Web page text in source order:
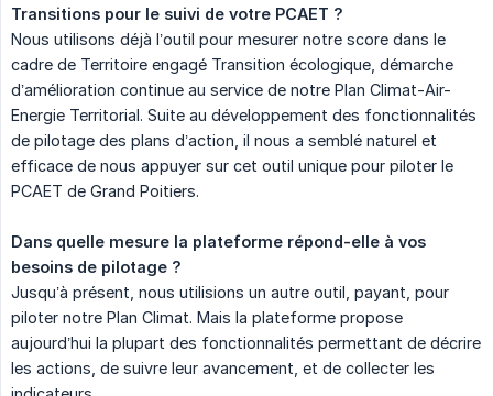
Transitions pour le suivi de votre PCAET ?
Nous utilisons déjà l’outil pour mesurer notre score dans le
cadre de Territoire engagé Transition écologique, démarche
d’amélioration continue au service de notre Plan Climat-Air-
Energie Territorial. Suite au développement des fonctionnalités
de pilotage des plans d’action, il nous a semblé naturel et
efficace de nous appuyer sur cet outil unique pour piloter le
PCAET de Grand Poitiers.
Dans quelle mesure la plateforme répond-elle à vos
besoins de pilotage ?
Jusqu’à présent, nous utilisions un autre outil, payant, pour
piloter notre Plan Climat. Mais la plateforme propose
aujourd’hui la plupart des fonctionnalités permettant de décrire
les actions, de suivre leur avancement, et de collecter les